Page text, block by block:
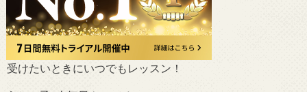
受けたいときにいつでもレッスン！